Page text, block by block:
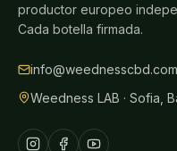
productor europeo
Cada botella firmada.
info@weednesscbd.com
Weedness LAB · Sofia,